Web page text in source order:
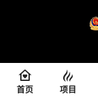
首页 项目